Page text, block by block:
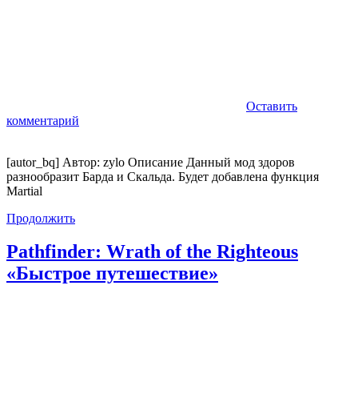
Оставить
комментарий
[autor_bq] Автор: zylo Описание Данный мод здоров
разнообразит Барда и Скальда. Будет добавлена функция
Martial
Продолжить
Pathfinder: Wrath of the Righteous
«Быстрое путешествие»